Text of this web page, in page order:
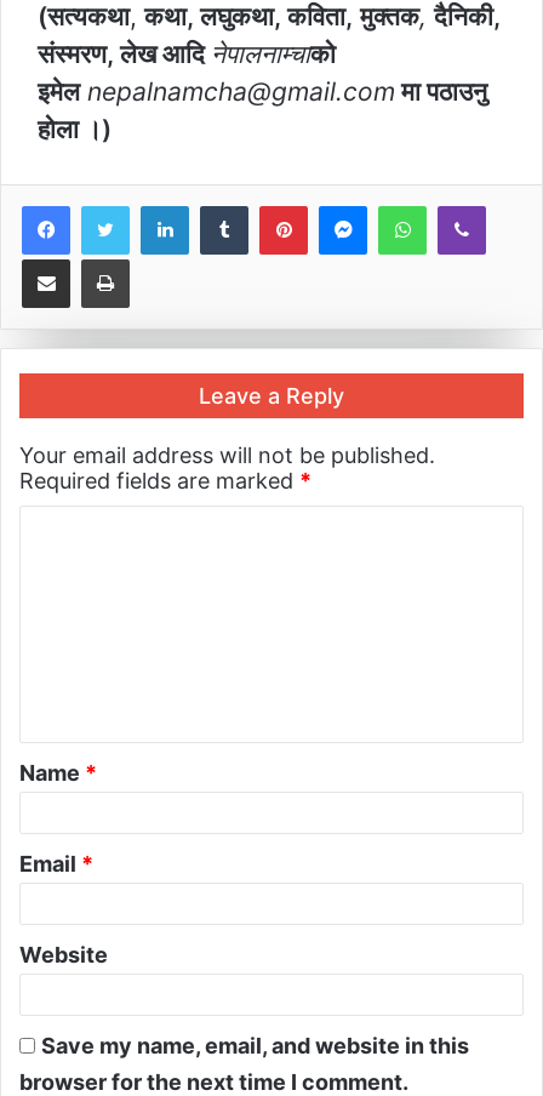
(सत्यकथा,कथा, लघुकथा, कविता, मुक्तक,दैनिकी,
संस्मरण, लेख आदि नेपालनाम्चाको
इमेलnepalnamcha@gmail.com मा पठाउनु
होला ।)
LinkedInTumblrPinterestMessenger
WhatsApp
Viber
Share via EmailPrint
Leave a Reply
Your email address will not be published.
Required fields are marked *
Name *
Email *
Website
Save my name, email, and website in this
browser for the next time I comment.